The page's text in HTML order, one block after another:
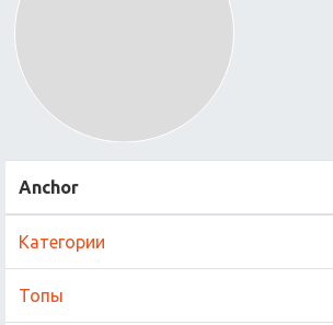
Anchor
Категории
Топы